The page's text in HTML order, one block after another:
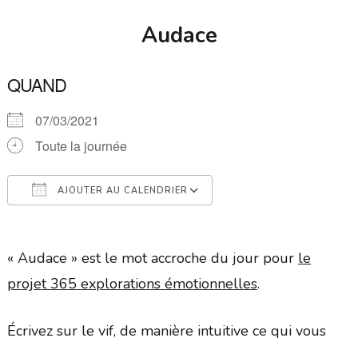
Audace
QUAND
07/03/2021
Toute la journée
AJOUTER AU CALENDRIER
« Audace » est le mot accroche du jour pour le
projet 365 explorations émotionnelles.
Écrivez sur le vif, de manière intuitive ce qui vous